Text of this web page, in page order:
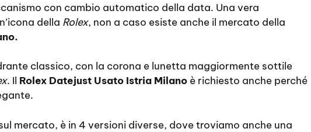
con cambio automatico della data. Una vera
della Rolex, non a caso esiste anche il mercato della
classico, con la corona e lunetta maggiormente sottile
. Il Rolex Datejust Usato Istria Milano è richiesto anche perché
mercato, è in 4 versioni diverse, dove troviamo anche una